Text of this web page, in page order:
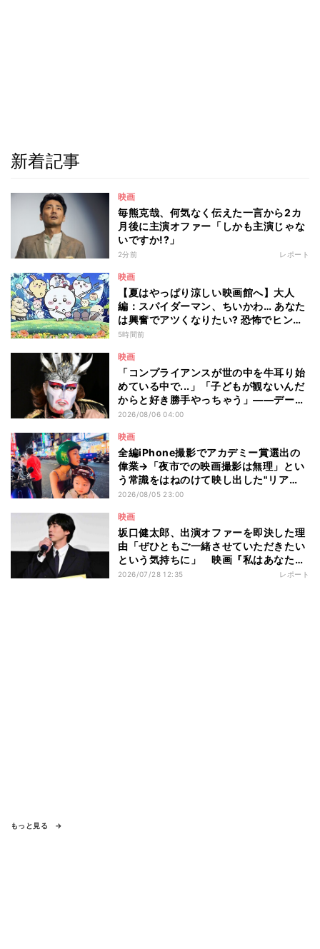
新着記事
映画
毎熊克哉、何気なく伝えた一言から2カ
月後に主演オファー「しかも主演じゃな
いですか!?」
2分前 レポート
映画
【夏はやっぱり涼しい映画館へ】大人
編：スパイダーマン、ちいかわ… あなた
は興奮でアツくなりたい? 恐怖でヒンヤ
リしたい? - 編集部が注目する最新映画5
5時間前
映画
「コンプライアンスが世の中を牛耳り始
めている中で...」「子どもが観ないんだ
からと好き勝手やっちゃう」――デーモ
ン閣下が語る映画『レディ・オア・ノッ
2026/08/06 04:00
映画
全編iPhone撮影でアカデミー賞選出の
偉業→「夜市での映画撮影は無理」とい
う常識をはねのけて映し出した"リア
ル"とは――ツォウ監督が語る映画『左
2026/08/05 23:00
映画
坂口健太郎、出演オファーを即決した理
由「ぜひともご一緒させていただきたい
という気持ちに」 映画『私はあなたを
知らない、』完成披露舞台挨拶
2026/07/28 12:35 レポート
もっと見る